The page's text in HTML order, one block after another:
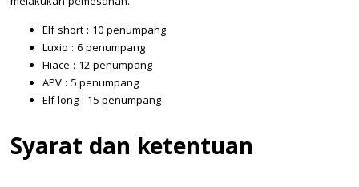
Elf short : 10 penumpang
Luxio : 6 penumpang
Hiace : 12 penumpang
APV : 5 penumpang
Elf long : 15 penumpang
Syarat dan ketentuan